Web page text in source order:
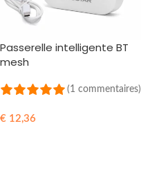
Passerelle intelligente BT
mesh
(1 commentaires)
€ 12,36